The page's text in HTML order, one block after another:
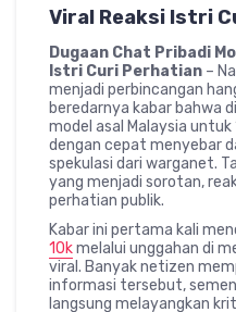
Viral Reaksi Istri
Dugaan Chat Pribadi
Istri Curi Perhatian –
menjadi perbincangan
beredarnya kabar bahwa
model asal Malaysia
dengan cepat menyebar
spekulasi dari warganet.
yang menjadi sorotan,
perhatian publik.
Kabar ini pertama kali
10kmelalui unggahan di
viral. Banyak netizen
informasi tersebut,
langsung melayangkan